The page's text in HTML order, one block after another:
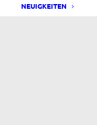
NEUIGKEITEN